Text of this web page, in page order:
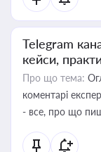
Telegram
кейси,
Про що тема:
коментарі
- все, про що